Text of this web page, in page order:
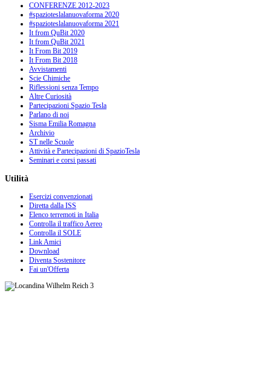
CONFERENZE 2012-2023
#spazioteslalanuovaforma 2020
#spazioteslalanuovaforma 2021
It from QuBit 2020
It from QuBit 2021
It From Bit 2019
It From Bit 2018
Avvistamenti
Scie Chimiche
Riflessioni senza Tempo
Altre Curiosità
Partecipazioni Spazio Tesla
Parlano di noi
Sisma Emilia Romagna
Archivio
ST nelle Scuole
Attività e Partecipazioni di SpazioTesla
Seminari e corsi passati
Utilità
Esercizi convenzionati
Diretta dalla ISS
Elenco terremoti in Italia
Controlla il traffico Aereo
Controlla il SOLE
Link Amici
Download
Diventa Sostenitore
Fai un'Offerta